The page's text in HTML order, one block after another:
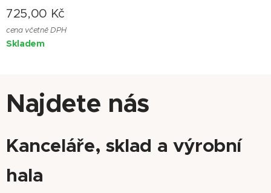
725,00 Kč
cena včetně DPH
Skladem
Najdete nás
Kanceláře, sklad a výrobní
hala